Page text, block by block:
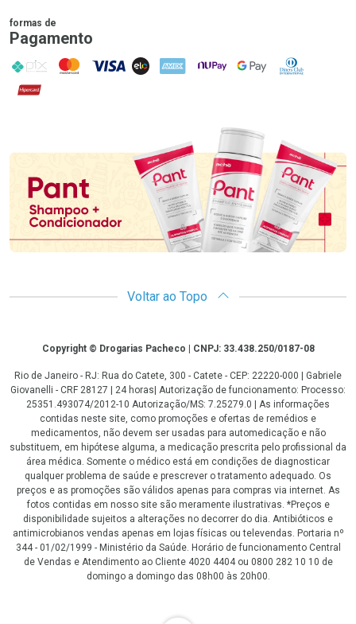
formas de
Pagamento
PIX MasterCard
VISA ELO AMEX NuPay Google PayDiners Club
Hipercard
Promoção em Destaque
Voltar ao Topo
CopyrightCopyright © Drogarias Pacheco | CNPJ: 33.438.250/0187-08
Rio de Janeiro - RJ: Rua do Catete, 300 - Catete - CEP: 22220-000 | Gabriele
Giovanelli - CRF 28127 | 24 horas| Autorização de funcionamento: Processo:
25351.493074/2012-10 Autorização/MS: 7.25279.0 | As informações
contidas neste site, como promoções e ofertas de remédios e
medicamentos, não devem ser usadas para automedicação e não
substituem, em hipótese alguma, a medicação prescrita pelo profissional da
área médica. Somente o médico está em condições de diagnosticar
qualquer problema de saúde e prescrever o tratamento adequado. Os
preços e as promoções são válidos apenas para compras via internet. As
fotos contidas em nosso site são meramente ilustrativas. *Preços e
disponibilidade sujeitos a alterações no decorrer do dia. Antibióticos e
antimicrobianos vendas apenas em lojas físicas ou televendas. Portaria nº
344 - 01/02/1999 - Ministério da Saúde. Horário de funcionamento Central
de Vendas e Atendimento ao Cliente 4020 4404 ou 0800 282 10 10 de
domingo a domingo das 08h00 às 20h00.